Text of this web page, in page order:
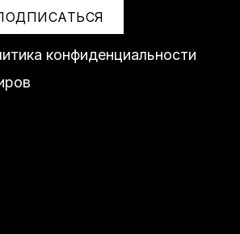
конфиденциальности